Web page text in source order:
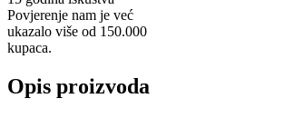
Povjerenje nam je već
ukazalo više od 150.000
kupaca.
Opis proizvoda